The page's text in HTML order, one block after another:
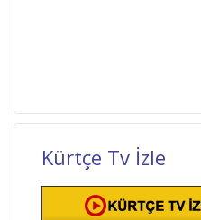
Kürtçe Tv İzle